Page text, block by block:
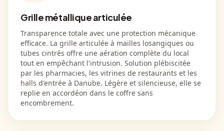
Grille métallique articulée
Transparence totale avec une protection mécanique
efficace. La grille articulée à mailles losangiques ou
tubes cintrés offre une aération complète du local
tout en empêchant l'intrusion. Solution plébiscitée
par les pharmacies, les vitrines de restaurants et les
halls d'entrée à Danube. Légère et silencieuse, elle se
replie en accordéon dans le coffre sans
encombrement.